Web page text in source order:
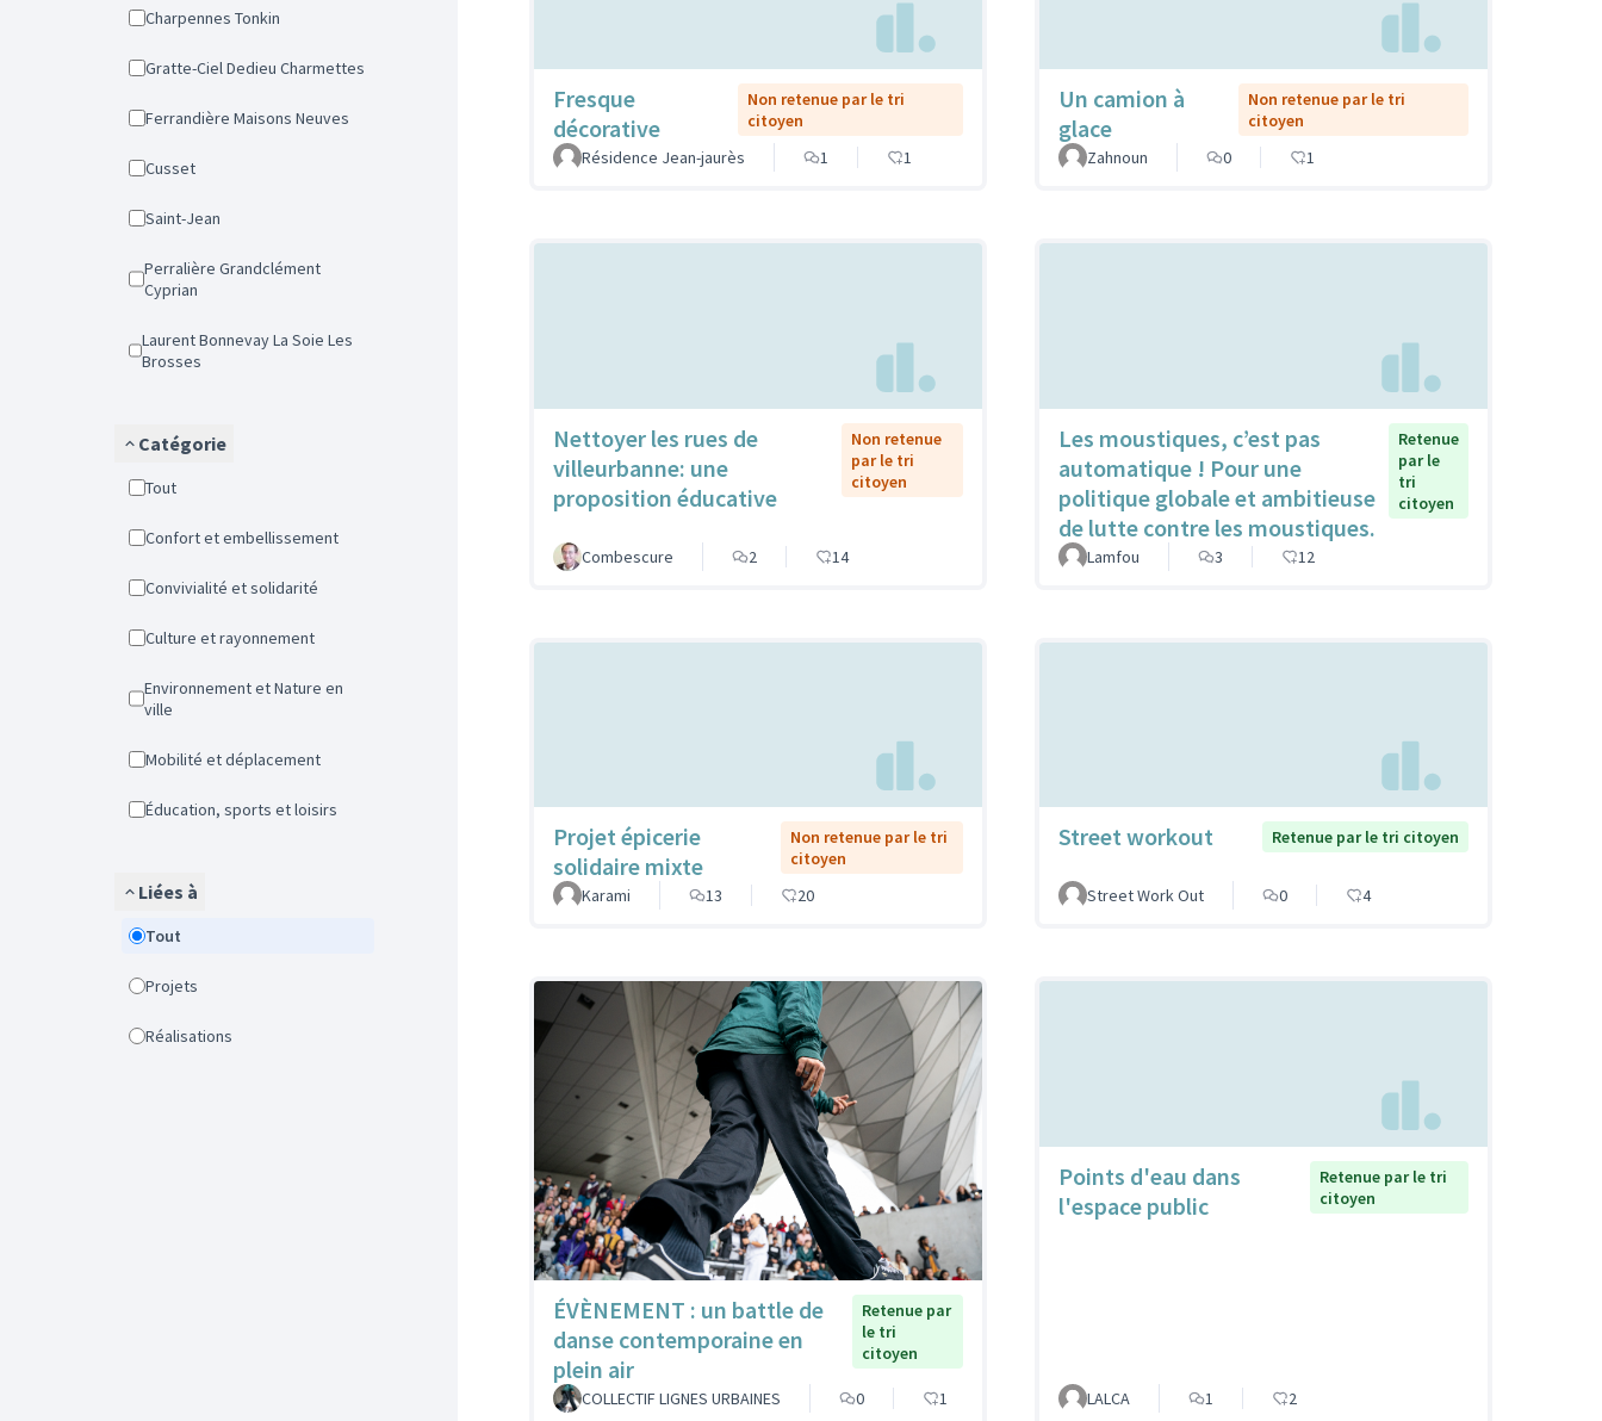
Charpennes Tonkin
Gratte-Ciel Dedieu Charmettes
Ferrandière Maisons Neuves
Cusset
Saint-Jean
Perralière Grandclément
Cyprian
Laurent Bonnevay La Soie Les
Brosses
Catégorie
Tout
Confort et embellissement
Convivialité et solidarité
Culture et rayonnement
Environnement et Nature en
ville
Mobilité et déplacement
Éducation, sports et loisirs
Liées à
Tout
Projets
Réalisations
Fresque
décorative
Non retenue par le tri
citoyen
Résidence Jean-jaurès
1 1
Un camion à
glace
Non retenue par le tri
citoyen
Zahnoun
0 1
Nettoyer les rues de
villeurbanne: une
proposition éducative
Non retenue
par le tri
citoyen
Combescure 2 14
Les moustiques, c’est pas
automatique ! Pour une
politique globale et ambitieuse
de lutte contre les moustiques.
Retenue
par le
tri
citoyen
Lamfou 3 12
Projet épicerie
solidaire mixte
Non retenue par le tri
citoyen
Karami
13 20
Street workout Retenue par le tri citoyen
Street Work Out 0 4
ÉVÈNEMENT : un battle de
danse contemporaine en
plein air
Retenue par
le tri
citoyen
COLLECTIF LIGNES URBAINES 0 1
Points d'eau dans
l'espace public
Retenue par le tri
citoyen
LALCA 1 2